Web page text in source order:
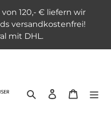
120,- € liefern wir
versandkostenfrei!
mit DHL.
Suchen Einloggen